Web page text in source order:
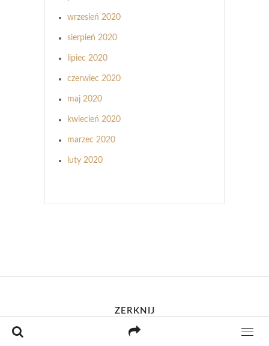
wrzesień 2020
sierpień 2020
lipiec 2020
czerwiec 2020
maj 2020
kwiecień 2020
marzec 2020
luty 2020
ZERKNIJ